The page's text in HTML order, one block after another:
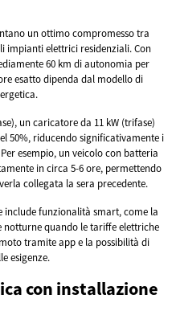
un ottimo compromesso tra
impianti elettrici residenziali. Con
60 km di autonomia per
esatto dipenda dal modello di
un caricatore da 11 kW (trifase)
50%, riducendo significativamente i
esempio, un veicolo con batteria
in circa 5-6 ore, permettendo
collegata la sera precedente.
funzionalità smart, come la
quando le tariffe elettriche
tramite app e la possibilità di
esigenze.
con installazione